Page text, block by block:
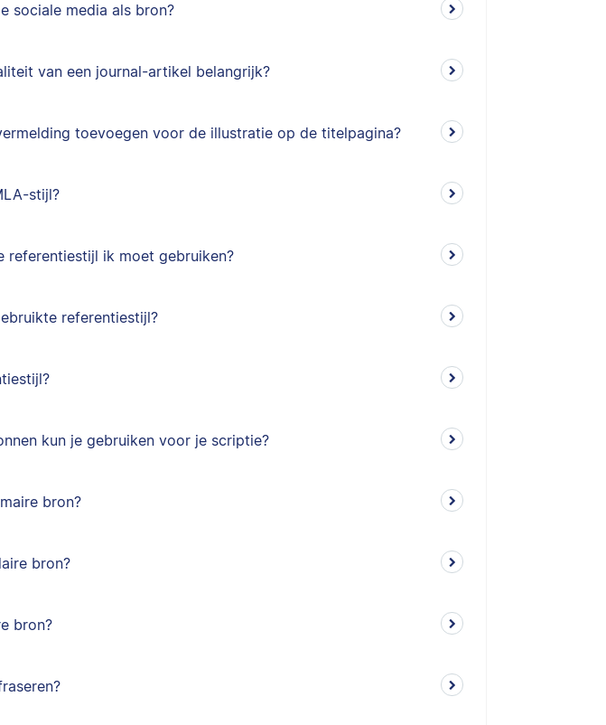
sociale media als bron?
van een journal-artikel belangrijk?
toevoegen voor de illustratie op de titelpagina?
stijl?
referentiestijl ik moet gebruiken?
referentiestijl?
kun je gebruiken voor je scriptie?
bron?
bron?
bron?